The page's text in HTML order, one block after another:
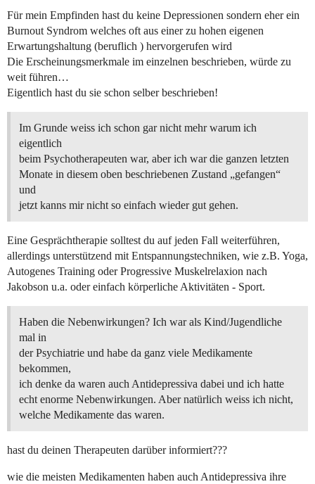
Für mein Empfinden hast du keine Depressionen sondern eher ein
Burnout Syndrom welches oft aus einer zu hohen eigenen
Erwartungshaltung (beruflich ) hervorgerufen wird
Die Erscheinungsmerkmale im einzelnen beschrieben, würde zu
weit führen…
Eigentlich hast du sie schon selber beschrieben!
Im Grunde weiss ich schon gar nicht mehr warum ich
eigentlich
beim Psychotherapeuten war, aber ich war die ganzen letzten
Monate in diesem oben beschriebenen Zustand „gefangen“
und
jetzt kanns mir nicht so einfach wieder gut gehen.
Eine Gesprächtherapie solltest du auf jeden Fall weiterführen,
allerdings unterstützend mit Entspannungstechniken, wie z.B. Yoga,
Autogenes Training oder Progressive Muskelrelaxion nach
Jakobson u.a. oder einfach körperliche Aktivitäten - Sport.
Haben die Nebenwirkungen? Ich war als Kind/Jugendliche
mal in
der Psychiatrie und habe da ganz viele Medikamente
bekommen,
ich denke da waren auch Antidepressiva dabei und ich hatte
echt enorme Nebenwirkungen. Aber natürlich weiss ich nicht,
welche Medikamente das waren.
hast du deinen Therapeuten darüber informiert???
wie die meisten Medikamenten haben auch Antidepressiva ihre